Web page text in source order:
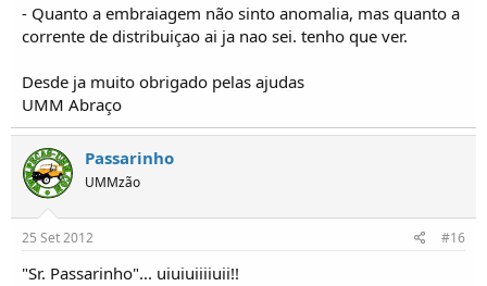
- Quanto a embraiagem não sinto anomalia, mas quanto a
corrente de distribuiçao ai ja nao sei. tenho que ver.
Desde ja muito obrigado pelas ajudas
UMM Abraço
Passarinho
UMMzão
25 Set 2012 #16
"Sr. Passarinho"... uiuiuiiiiuii!!